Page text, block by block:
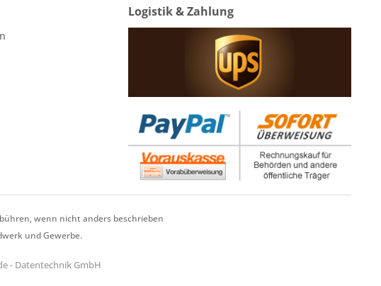
Logistik & Zahlung
wenn nicht anders beschrieben
und Gewerbe.
- Datentechnik GmbH